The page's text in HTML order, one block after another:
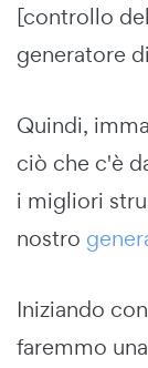
[controllo
generatore
Quindi,
ciò che c'è
i migliori
nostro
Iniziando
faremmo